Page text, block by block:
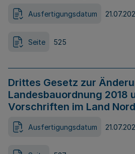
Ausfertigungsdatum
Seite 525
Drittes Gesetz zur
Landesbauordnung 2018
Vorschriften im Land
Ausfertigungsdatum